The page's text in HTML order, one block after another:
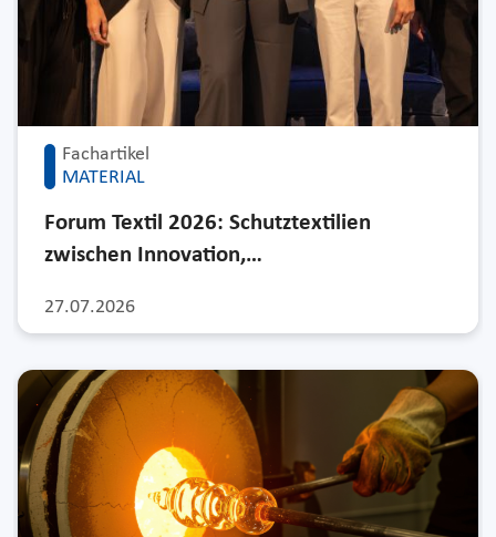
Fachartikel
MATERIAL
27.07.2026
Forum Textil 2026: Schutztextilien
zwischen Innovation,…